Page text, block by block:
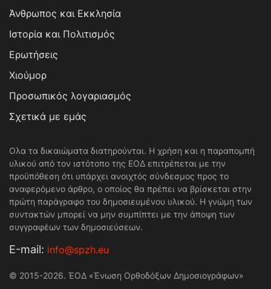
Άνθρωπος και Εκκλησία
Ιστορία και Πολιτισμός
Ερωτήσεις
Χιούμορ
Προσωπικός λογαριασμός
Σχετικά με εμάς
Ολα τα δικαιώματα διατηρούνται. Η χρήση και η παραπομπή
υλικού από τον ιστότοπο της ΕΟΔ επιτρέπεται με την
προϋπόθεση ότι υπάρχει ανοιχτός σύνδεσμος προς το
αναφερόμενο άρθρο, ο οποίος θα πρέπει να βρίσκεται στην
πρώτη παράγραφο του δημοσιευμένου υλικού. Η γνώμη των
συντακτών μπορεί να μην συμπίπτει με την άποψη των
συγγραφέων των δημοσιεύσεων.
Е-mail: info@spzh.eu
© 2015-2026. ΈΟΔ «Ένωση Ορθοδόξων Δημοσιογράφων»